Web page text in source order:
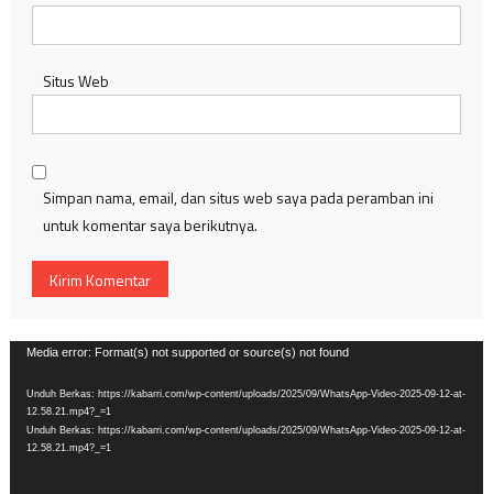
Situs Web
Simpan nama, email, dan situs web saya pada peramban ini
untuk komentar saya berikutnya.
Pemutar
Media error: Format(s) not supported or source(s) not found
Unduh Berkas: https://kabarri.com/wp-content/uploads/2025/09/WhatsApp-Video-2025-09-12-at-
12.58.21.mp4?_=1
Unduh Berkas: https://kabarri.com/wp-content/uploads/2025/09/WhatsApp-Video-2025-09-12-at-
12.58.21.mp4?_=1